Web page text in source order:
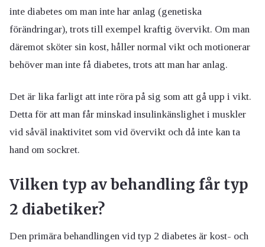
inte diabetes om man inte har anlag (genetiska
förändringar), trots till exempel kraftig övervikt. Om man
däremot sköter sin kost, håller normal vikt och motionerar
behöver man inte få diabetes, trots att man har anlag.
Det är lika farligt att inte röra på sig som att gå upp i vikt.
Detta för att man får minskad insulinkänslighet i muskler
vid såväl inaktivitet som vid övervikt och då inte kan ta
hand om sockret.
Vilken typ av behandling får typ
2 diabetiker?
Den primära behandlingen vid typ 2 diabetes är kost- och